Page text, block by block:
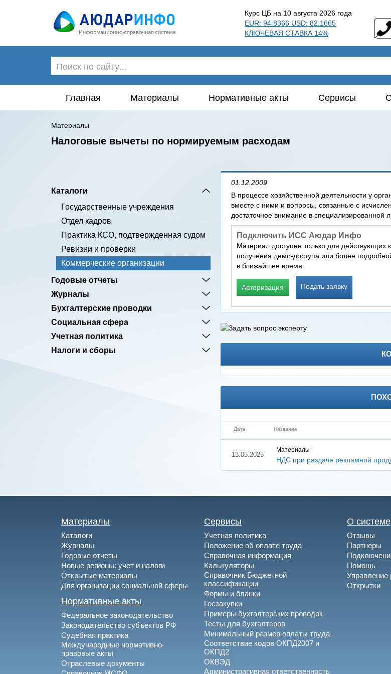
Курс ЦБ на 10 августа 2026 года
EUR: 94.8366 USD: 82.1665
КЛЮЧЕВАЯ СТАВКА 14%
Главная Материалы Нормативные акты Сервисы
Материалы
Налоговые вычеты по нормируемым расходам
Каталоги
Государственные учреждения
Отдел кадров
Практика КСО, подтвержденная судом
Ревизии и проверки
Коммерческие организации
Годовые отчеты
Журналы
Бухгалтерские проводки
Социальная сфера
Учетная политика
Налоги и сборы
01.12.2009
В процессе хозяйственной деятельности у
вместе с ними и вопросы, связанные с
достаточное внимание в специализированной
Подключить ИСС Аюдар Инфо
Материал доступен только для
получения демо-доступа или более
в ближайшее время.
Авторизация Подать заявку
Дата Название
13.05.2025
Материалы
НДС при раздаче рекламной
Материалы
Каталоги
Журналы
Годовые отчеты
Новые регионы: учет и налоги
Открытые материалы
Для организации социальной сферы
Нормативные акты
Федеральное законодательство
Законодательство субъектов РФ
Судебная практика
Международные нормативно-
правовые акты
Отраслевые документы
Сервисы
Учетная политика
Положение об оплате труда
Справочная информация
Калькуляторы
Справочник Бюджетной
классификации
Формы и бланки
Госзакупки
Примеры бухгалтерских проводок
Тесты для бухгалтеров
Минимальный размер оплаты труда
Соответствие кодов ОКПД2007 и
ОКПД2
ОКВЭД
Административная ответственность
О системе
Отзывы
Партнеры
Помощь
Управление
Открытки